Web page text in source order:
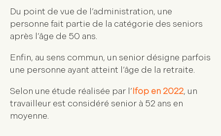
Du point de vue de l’administration, une
personne fait partie de la catégorie des seniors
après l’âge de 50 ans.
Enfin, au sens commun, un senior désigne parfois
une personne ayant atteint l’âge de la retraite.
Selon une étude réalisée par l’Ifop en 2022, un
travailleur est considéré senior à 52 ans en
moyenne.